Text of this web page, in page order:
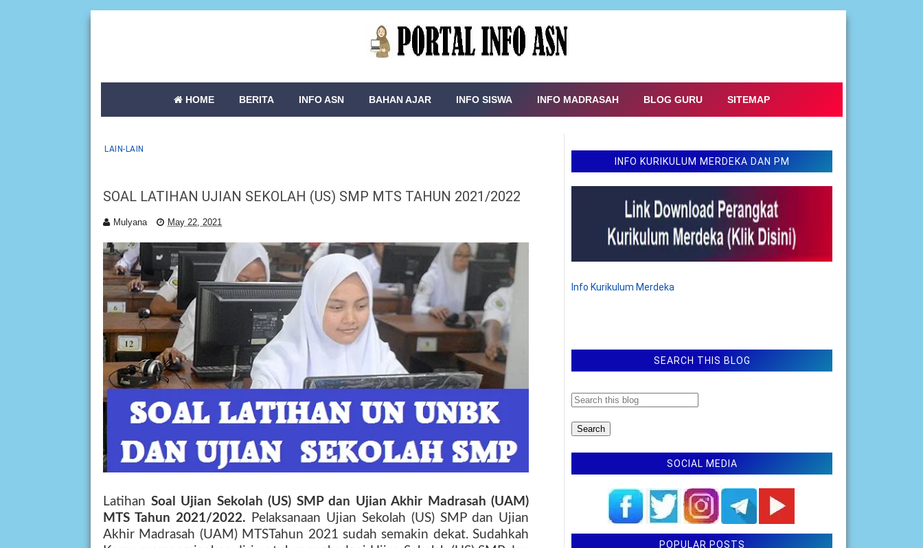
HOME BERITA INFO ASN BAHAN AJAR INFO SISWA INFO MADRASAH BLOG GURU SITEMAP
LAIN-LAIN
SOAL LATIHAN UJIAN SEKOLAH (US) SMP MTS TAHUN 2021/2022
Mulyana May 22, 2021
Latihan Soal Ujian Sekolah (US) SM P dan Ujian Akhir Madrasah (UAM)
MTS Tahun 2021/2022. Pelaksanaan Ujian Sekolah (US) SM P dan Ujian
Akhir Madrasah (UAM) MTSTahun 2021 sudah semakin dekat. Sudahkah
INFO KURIKULUM MERDEKA DAN PM
Info Kurikulum Merdeka
SEARCH THIS BLOG
SOCIAL MEDIA
POPULAR POSTS